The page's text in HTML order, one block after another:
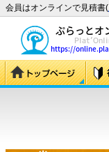
会員はオンラインで見積書(